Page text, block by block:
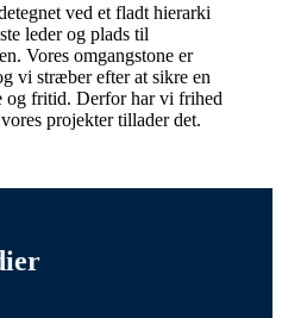
ved et fladt hierarki
leder og plads til
Vores omgangstone er
vi stræber efter at sikre en
og fritid. Derfor har vi frihed
projekter tillader det.